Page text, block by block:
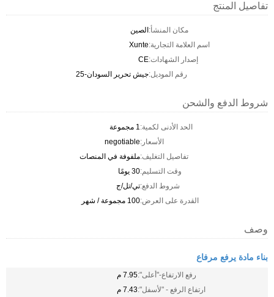
تفاصيل المنتج
مكان المنشأ: الصين
اسم العلامة التجارية:Xunte
إصدار الشهادات:CE
رقم الموديل:جيش تحرير السودان-25
شروط الدفع والشحن
الحد الأدنى لكمية:1 مجموعة
الأسعار:negotiable
تفاصيل التغليف:ملفوفة في المنصات
وقت التسليم:30 يومًا
شروط الدفع:تي/تل/ج
القدرة على العرض:100 مجموعة / شهر
وصف
بناء مادة يرفع مرفاع
رفع الارتفاع-"أعلى":7.95 م
ارتفاع الرفع - "لأسفل":7.43 م